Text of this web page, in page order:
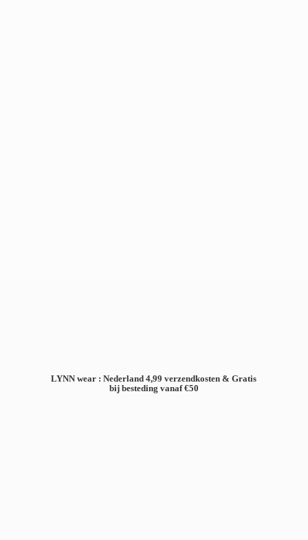
LYNN wear : Nederland 4,99 verzendkosten & Gratis
bij besteding vanaf €50